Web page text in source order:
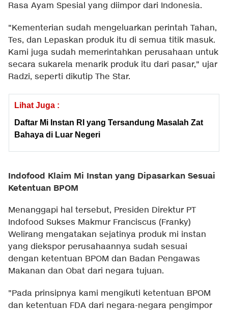
Rasa Ayam Spesial yang diimpor dari Indonesia.
"Kementerian sudah mengeluarkan perintah Tahan,
Tes, dan Lepaskan produk itu di semua titik masuk.
Kami juga sudah memerintahkan perusahaan untuk
secara sukarela menarik produk itu dari pasar," ujar
Radzi, seperti dikutip The Star.
Lihat Juga :
Daftar Mi Instan RI yang Tersandung Masalah Zat
Bahaya di Luar Negeri
Indofood Klaim Mi Instan yang Dipasarkan Sesuai
Ketentuan BPOM
Menanggapi hal tersebut, Presiden Direktur PT
Indofood Sukses Makmur Franciscus (Franky)
Welirang mengatakan sejatinya produk mi instan
yang diekspor perusahaannya sudah sesuai
dengan ketentuan BPOM dan Badan Pengawas
Makanan dan Obat dari negara tujuan.
"Pada prinsipnya kami mengikuti ketentuan BPOM
dan ketentuan FDA dari negara-negara pengimpor